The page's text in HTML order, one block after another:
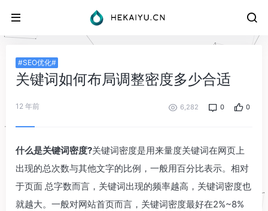
#SEO优化#
关键词如何布局调整密度多少合适
12 年前 6,282 0 0
什么是关键词密度?关键词密度是用来量度关键词在网页上
出现的总次数与其他文字的比例，一般用百分比表示。相对
于页面 总字数而言，关键词出现的频率越高，关键词密度也
就越大。一般对网站首页而言，关键词密度最好在2%~8%